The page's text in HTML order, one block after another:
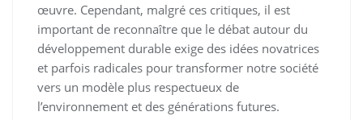
œuvre. Cependant, malgré ces critiques, il est
important de reconnaître que le débat autour du
développement durable exige des idées novatrices
et parfois radicales pour transformer notre société
vers un modèle plus respectueux de
l’environnement et des générations futures.